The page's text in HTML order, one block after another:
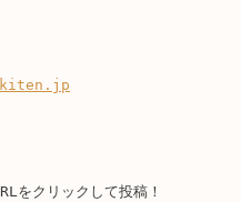
をクリックして投稿！